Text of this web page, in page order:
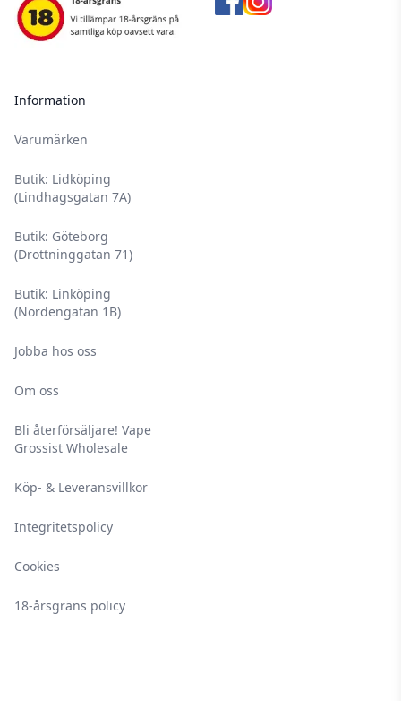
Information
Varumärken
Butik: Lidköping
(Lindhagsgatan 7A)
Butik: Göteborg
(Drottninggatan 71)
Butik: Linköping
(Nordengatan 1B)
Jobba hos oss
Om oss
Bli återförsäljare! Vape
Grossist Wholesale
Köp- & Leveransvillkor
Integritetspolicy
Cookies
18-årsgräns policy